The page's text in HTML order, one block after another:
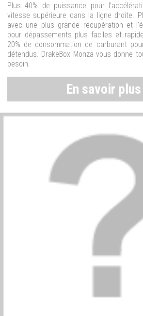
Plus 40% de puissance pour
vitesse supérieure dans la ligne droite.
avec une plus grande récupération et
pour dépassements plus faciles et
20% de consommation de carburant
détendus. DrakeBox Monza vous donne
besoin.
En savoir plus